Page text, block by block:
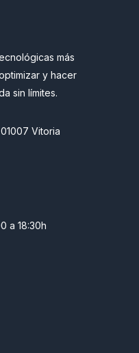
más
y hacer
sin límites.
Vitoria
a 18:30h